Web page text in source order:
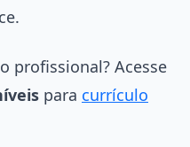
profissional? Acesse
para currículo